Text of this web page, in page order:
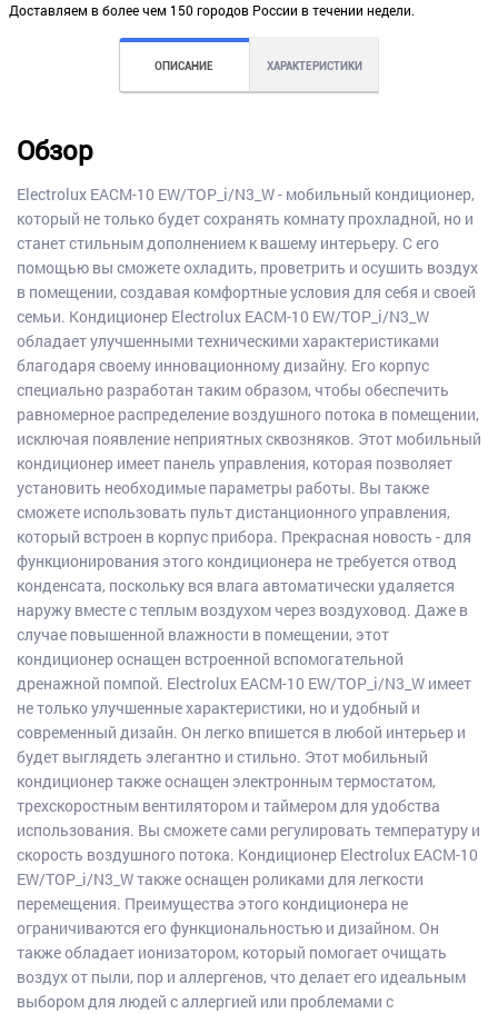
Доставляем в более чем 150 городов России в течении недели.
ОПИСАНИЕ ХАРАКТЕРИСТИКИ
Обзор
Electrolux EACM-10 EW/TOP_i/N3_W - мобильный кондиционер,
который не только будет сохранять комнату прохладной, но и
станет стильным дополнением к вашему интерьеру. С его
помощью вы сможете охладить, проветрить и осушить воздух
в помещении, создавая комфортные условия для себя и своей
семьи. Кондиционер Electrolux EACM-10 EW/TOP_i/N3_W
обладает улучшенными техническими характеристиками
благодаря своему инновационному дизайну. Его корпус
специально разработан таким образом, чтобы обеспечить
равномерное распределение воздушного потока в помещении,
исключая появление неприятных сквозняков. Этот мобильный
кондиционер имеет панель управления, которая позволяет
установить необходимые параметры работы. Вы также
сможете использовать пульт дистанционного управления,
который встроен в корпус прибора. Прекрасная новость - для
функционирования этого кондиционера не требуется отвод
конденсата, поскольку вся влага автоматически удаляется
наружу вместе с теплым воздухом через воздуховод. Даже в
случае повышенной влажности в помещении, этот
кондиционер оснащен встроенной вспомогательной
дренажной помпой. Electrolux EACM-10 EW/TOP_i/N3_W имеет
не только улучшенные характеристики, но и удобный и
современный дизайн. Он легко впишется в любой интерьер и
будет выглядеть элегантно и стильно. Этот мобильный
кондиционер также оснащен электронным термостатом,
трехскоростным вентилятором и таймером для удобства
использования. Вы сможете сами регулировать температуру и
скорость воздушного потока. Кондиционер Electrolux EACM-10
EW/TOP_i/N3_W также оснащен роликами для легкости
перемещения. Преимущества этого кондиционера не
ограничиваются его функциональностью и дизайном. Он
также обладает ионизатором, который помогает очищать
воздух от пыли, пор и аллергенов, что делает его идеальным
выбором для людей с аллергией или проблемами с